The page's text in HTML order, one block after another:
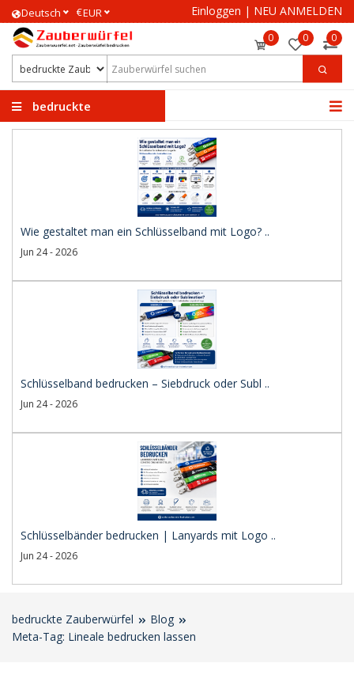
Deutsch €EUR Einloggen | NEU ANMELDEN
0 0 0
bedruckte
Wie gestaltet man ein Schlüsselband mit Logo? ..
Jun 24 - 2026
Schlüsselband bedrucken – Siebdruck oder Subl ..
Jun 24 - 2026
Schlüsselbänder bedrucken | Lanyards mit Logo ..
Jun 24 - 2026
bedruckte Zauberwürfel
Blog
Meta-Tag: Lineale bedrucken lassen